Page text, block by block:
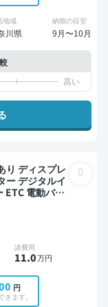
地域
川県
納期の目安
9月〜10月
ー デジタルイ
ETC 電動バッ
諸費用
11.0万円
円
ます。